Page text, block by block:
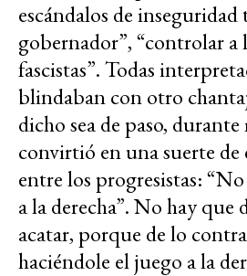
escándalos de
gobernador”, “controlar a
fascistas”. Todas
blindaban con otro
dicho sea de paso,
convirtió en una suerte
entre los progresistas:
a la derecha”. No hay
acatar, porque de lo
haciéndole el juego a la